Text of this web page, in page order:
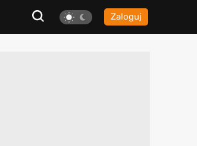
Zaloguj